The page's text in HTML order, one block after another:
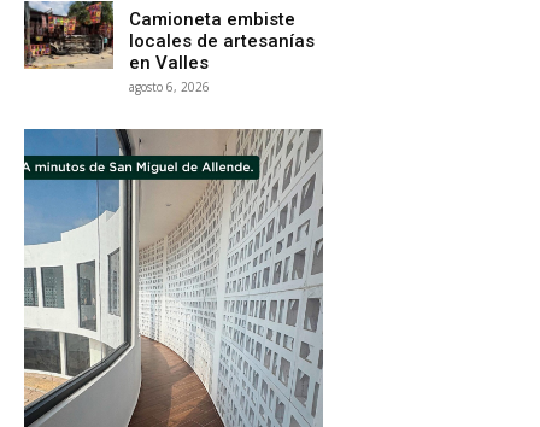
Camioneta embiste
locales de artesanías
en Valles
agosto 6, 2026